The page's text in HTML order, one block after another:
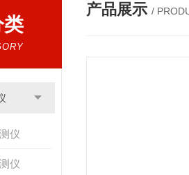
类
仪
仪
产品展示 /